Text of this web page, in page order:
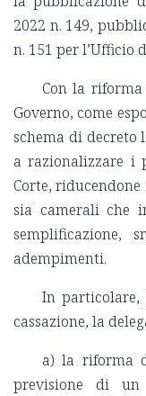
2022 n. 149,
n. 151 per l’Ufficio
Con la
Governo, come
schema di decreto
a razionalizzare i
Corte,
sia camerali che
semplificazione,
adempimenti.
In
cassazione, la
a) la riforma
previsione di un